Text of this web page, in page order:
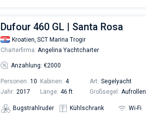
Dufour 460 GL | Santa Rosa
Kroatien, SCT Marina Trogir
Charterfirma: Angelina Yachtcharter
Anzahlung: €2000
Personen: 10 Kabinen: 4 Art: Segelyacht
Jahr: 2017 Länge: 46 ft Großsegel: Aufrollen
Bugstrahlruder Kühlschrank Wi-Fi